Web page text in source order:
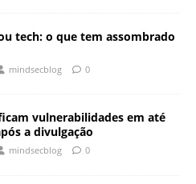
tech: o que tem assombrado
mindsecblog 0
vulnerabilidades em até
a divulgação
mindsecblog 0